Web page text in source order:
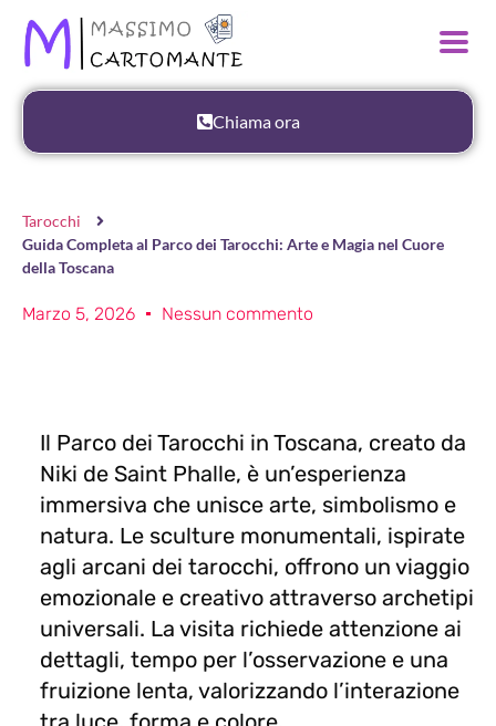
Chiama ora
Tarocchi
Guida Completa al Parco dei Tarocchi: Arte e Magia nel Cuore
della Toscana
Marzo 5, 2026 Nessun commento
Il Parco dei Tarocchi in Toscana, creato da
Niki de Saint Phalle, è un’esperienza
immersiva che unisce arte, simbolismo e
natura. Le sculture monumentali, ispirate
agli arcani dei tarocchi, offrono un viaggio
emozionale e creativo attraverso archetipi
universali. La visita richiede attenzione ai
dettagli, tempo per l’osservazione e una
fruizione lenta, valorizzando l’interazione